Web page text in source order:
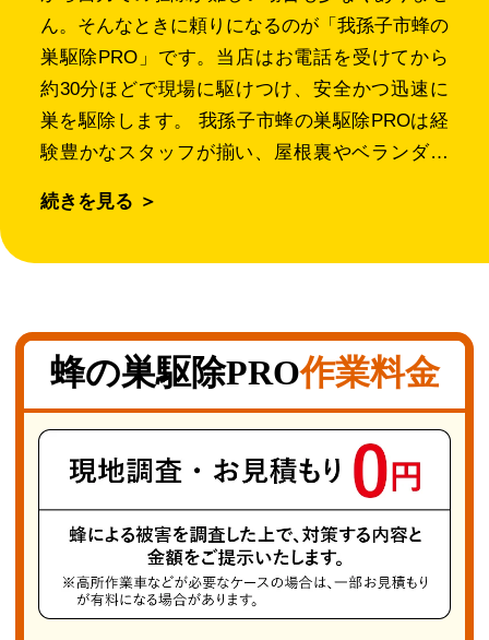
ん。そんなときに頼りになるのが「我孫子市蜂の
巣駆除PRO」です。当店はお電話を受けてから
約30分ほどで現場に駆けつけ、安全かつ迅速に
巣を駆除します。 我孫子市蜂の巣駆除PROは経
験豊かなスタッフが揃い、屋根裏やベランダの
周辺、玄関のひさしなど様々な場所の巣にも対応
や日がよく当たる樹洞です。これらは25℃から
35℃の適温が維持されやすく、幼虫の成長に理想
的な環境となっています。そのため、蜂の巣が大
きく発展しやすく被害が広がる傾向にあります。
納屋や屋根裏は蜂にとって隠れ場所として理想的
で、巣が見つかる頻度も高い場所です。生垣内に
営巣するケースも多く、巣作り時期は主に春から
夏ですが、秋頃まで活動が続くため、早期対応が
重要です。 我孫子市で多く見られる蜂の一種が
続きを見る ＞
蜂の巣駆除PRO作業料金